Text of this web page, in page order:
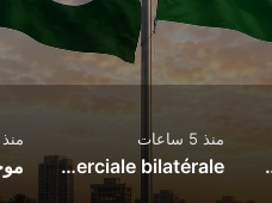
Zionist Drone Attack
منذ 5 ساعات
Le nouvel accord de partenariat touristique entre l’Espagne et la Tunisie : un catalyseur de la coopération économique et de l’intégration commerciale bilatérale
منذ 6 ساعات